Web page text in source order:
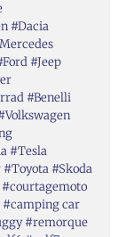
#Dacia
#Jeep
#Benelli
#Tesla
#Skoda
car
#remorque